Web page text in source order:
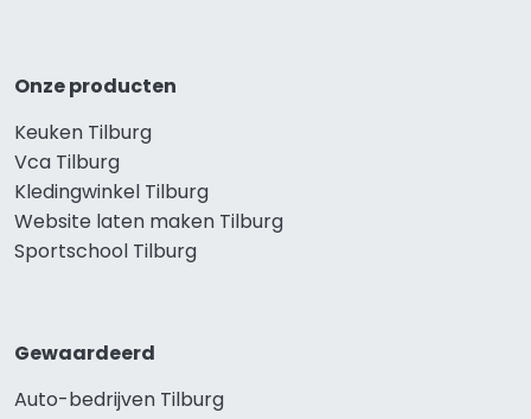
Onze producten
Keuken Tilburg
Vca Tilburg
Kledingwinkel Tilburg
Website laten maken Tilburg
Sportschool Tilburg
Gewaardeerd
Auto-bedrijven Tilburg